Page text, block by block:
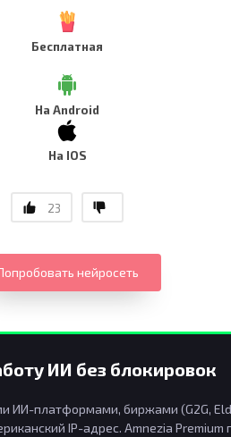
Бесплатная
На Android
На IOS
23
нейросеть
ИИ без блокировок
ИИ-платформами, биржами (G2G,
IP-адрес. Amnezia Premium